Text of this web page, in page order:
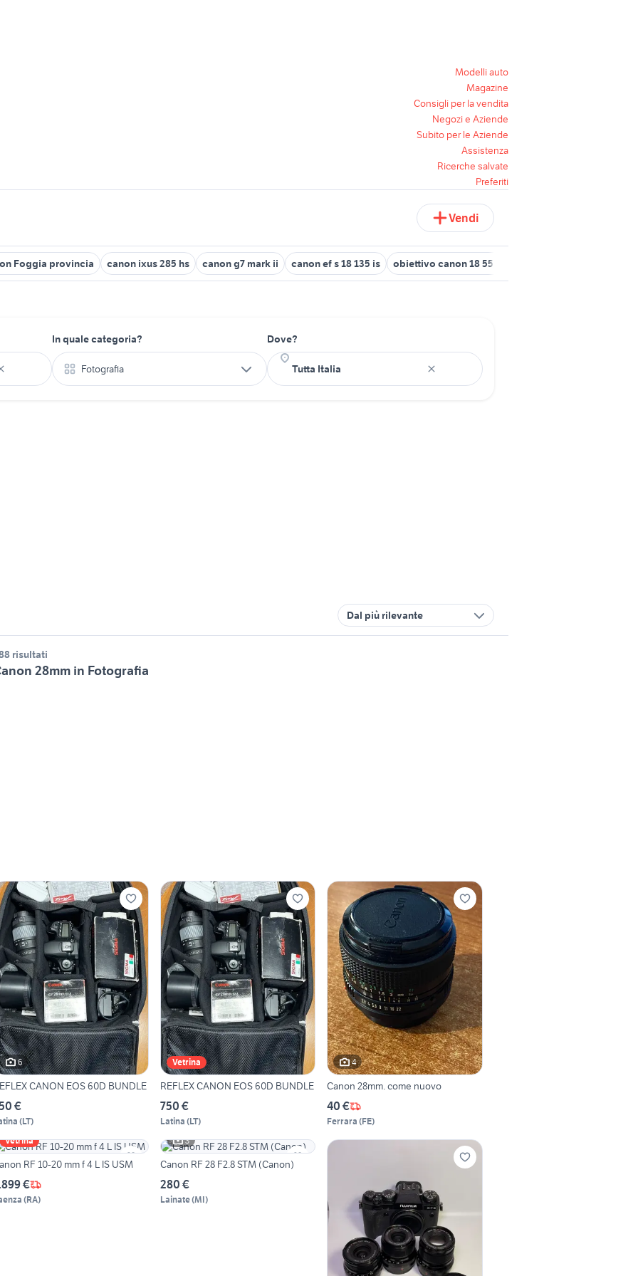
Modelli auto
Magazine
Consigli per la vendita
Negozi e Aziende
Subito per le Aziende
Assistenza
Ricerche salvate
Preferiti
Vendi
Foggia provincia canon ixus 285 hs canon g7 mark ii canon ef s 18 135 is obiettivo canon 18 55 is
In quale categoria?
Fotografia
Dove?
Dal più rilevante
risultati
28mm in Fotografia
6
CANON EOS 60D BUNDLE
€
(LT)
Vetrina
REFLEX CANON EOS 60D BUNDLE
750 €
Latina (LT)
4
Canon 28mm. come nuovo
40 €
Ferrara (FE)
Vetrina
RF 10-20 mm f 4 L IS USM
€
(RA)
3
Canon RF 28 F2.8 STM (Canon)
280 €
Lainate(MI)